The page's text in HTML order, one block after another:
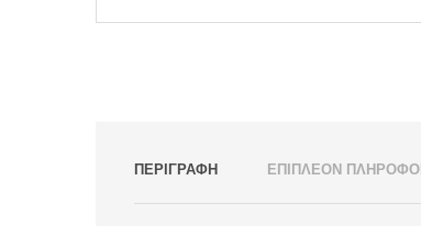
ΠΕΡΙΓΡΑΦΉ ΕΠΙΠΛΈΟΝ